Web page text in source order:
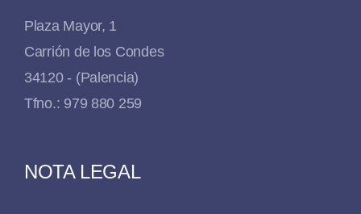
Plaza Mayor, 1
Carrión de los Condes
34120 - (Palencia)
Tfno.: 979 880 259
NOTA LEGAL